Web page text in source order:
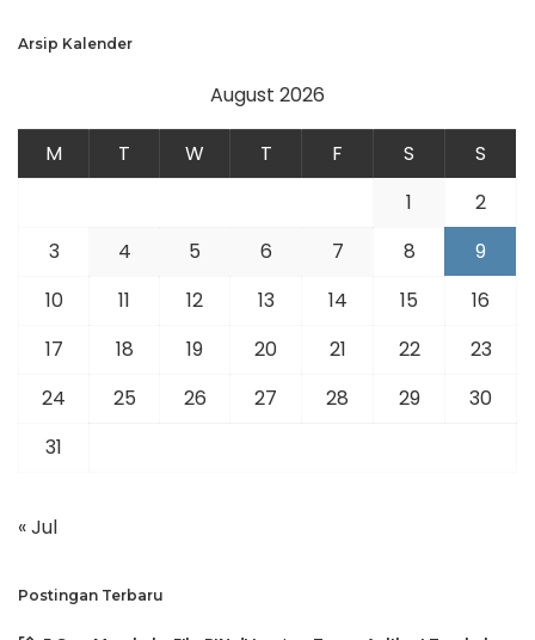
Arsip Kalender
August 2026
M T W T F S
S
1
2
3
4 5 6 7 8
9
10
11 12 13 14 15
16
17
18 19 20 21 22
23
24
25 26 27 28 29
30
31
« Jul
Postingan Terbaru